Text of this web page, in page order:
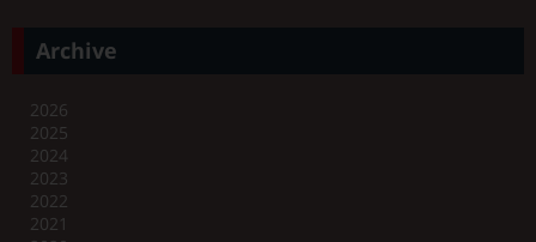
Archive
2026
2025
2024
2023
2022
2021